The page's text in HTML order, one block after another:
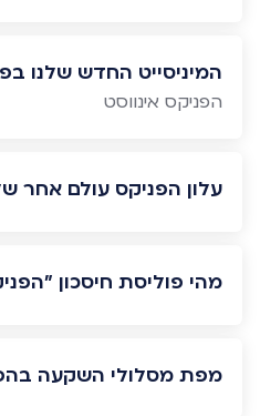
המיניסייט החדש שלנו
הפניקס אינווסט
עלון הפניקס עולם אחר
מהי פוליסת חיסכון
מפת מסלולי השקעה